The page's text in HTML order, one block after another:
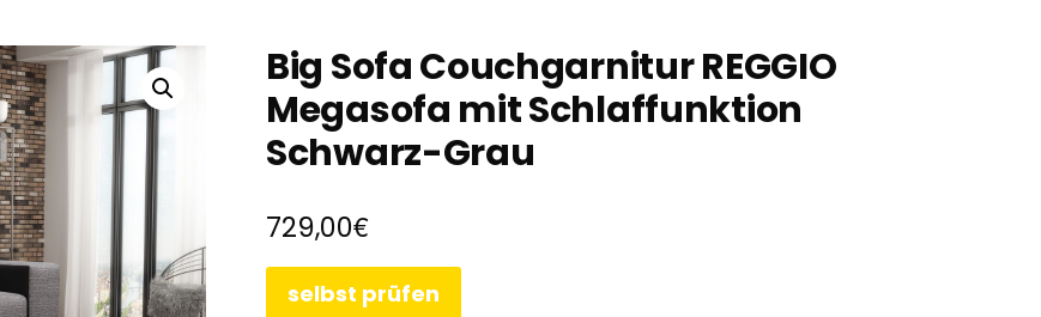
Big Sofa Couchgarnitur REGGIO
Megasofa mit Schlaffunktion
Schwarz-Grau
729,00€
selbst prüfen